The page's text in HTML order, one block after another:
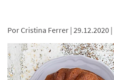
Por Cristina Ferrer | 29.12.2020 |